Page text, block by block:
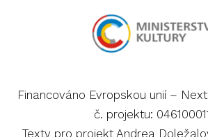
Financováno Evropskou unií – Next
č. projektu:
Texty pro projekt Andrea